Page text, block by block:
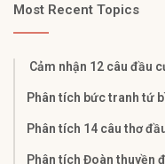
Most Recent Topics
Cảm nhận 12 câu đầu
Phân tích bức tranh tứ
Phân tích 14 câu thơ
Phân tích Đoàn thuyền